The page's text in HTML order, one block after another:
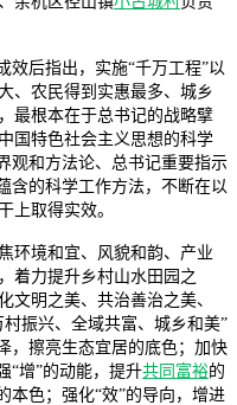
效后指出，实施“千万工程”以
、农民得到实惠最多、城乡
最根本在于总书记的战略擘
国特色社会主义思想的科学
观和方法论、总书记重要指示
含的科学工作方法，不断在以
上取得实效。
环境和宜、风貌和韵、产业
着力提升乡村山水田园之
文明之美、共治善治之美、
振兴、全域共富、城乡和美”
，擦亮生态宜居的底色；加快
“增”的动能，提升共同富裕的
本色；强化“效”的导向，增进